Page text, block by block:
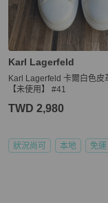
Karl Lagerfeld
Karl Lagerfeld 卡爾白色皮
【未使用】 #41
TWD 2,980
狀況尚可 本地 免運